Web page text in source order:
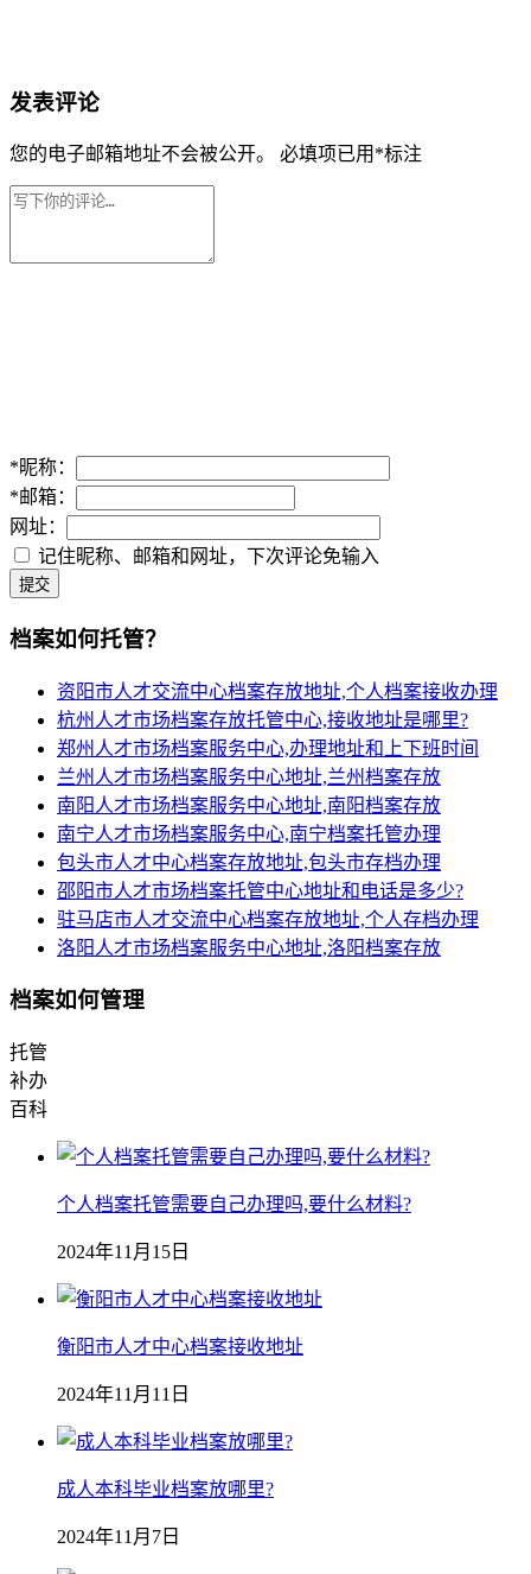
发表评论
您的电子邮箱地址不会被公开。 必填项已用 *标注
*昵称：
*邮箱：
网址：
记住昵称、邮箱和网址，下次评论免输入
提交
档案如何托管？
资阳市人才交流中心档案存放地址,个人档案接收办理
杭州人才市场档案存放托管中心,接收地址是哪里?
郑州人才市场档案服务中心,办理地址和上下班时间
兰州人才市场档案服务中心地址,兰州档案存放
南阳人才市场档案服务中心地址,南阳档案存放
南宁人才市场档案服务中心,南宁档案托管办理
包头市人才中心档案存放地址,包头市存档办理
邵阳市人才市场档案托管中心地址和电话是多少?
驻马店市人才交流中心档案存放地址,个人存档办理
洛阳人才市场档案服务中心地址,洛阳档案存放
档案如何管理
托管
补办
百科
个人档案托管需要自己办理吗,要什么材料?
2024年11月15日
衡阳市人才中心档案接收地址
2024年11月11日
成人本科毕业档案放哪里?
2024年11月7日